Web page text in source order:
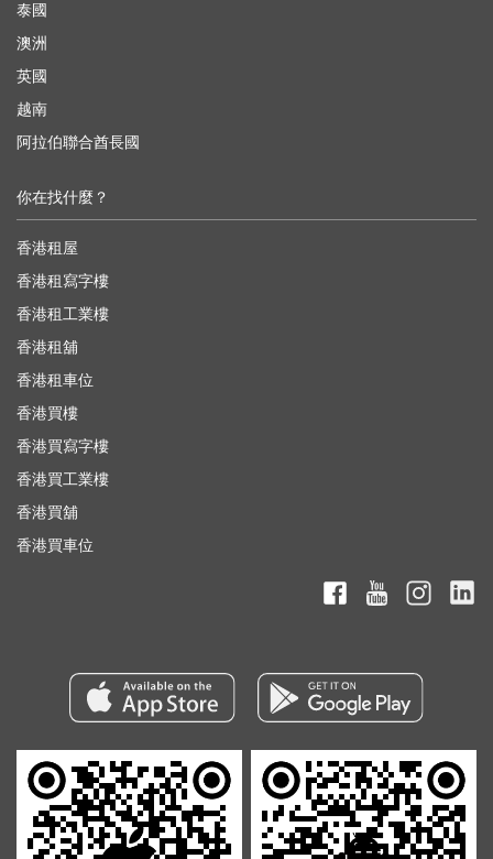
泰國
澳洲
英國
越南
阿拉伯聯合酋長國
你在找什麼？
香港租屋
香港租寫字樓
香港租工業樓
香港租舖
香港租車位
香港買樓
香港買寫字樓
香港買工業樓
香港買舖
香港買車位